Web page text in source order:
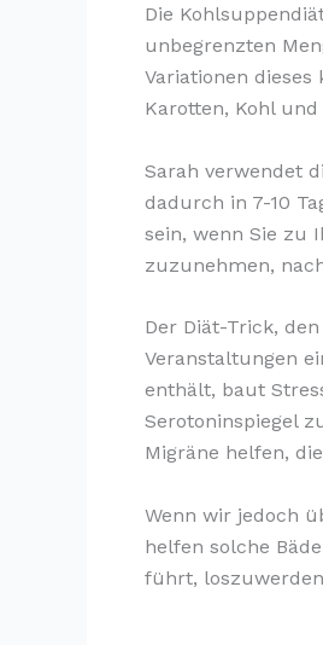
Die
unbegrenzten
Variationen
Karotten, Kohl
Sarah verwendet
dadurch in 7-10
sein, wenn Sie zu
zuzunehmen,
Der Diät-Trick,
Veranstaltungen
enthält, baut
Serotoninspiegel
Migräne helfen,
Wenn wir jedoch
helfen solche
führt,